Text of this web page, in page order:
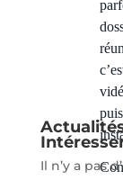
Il n’y a pas